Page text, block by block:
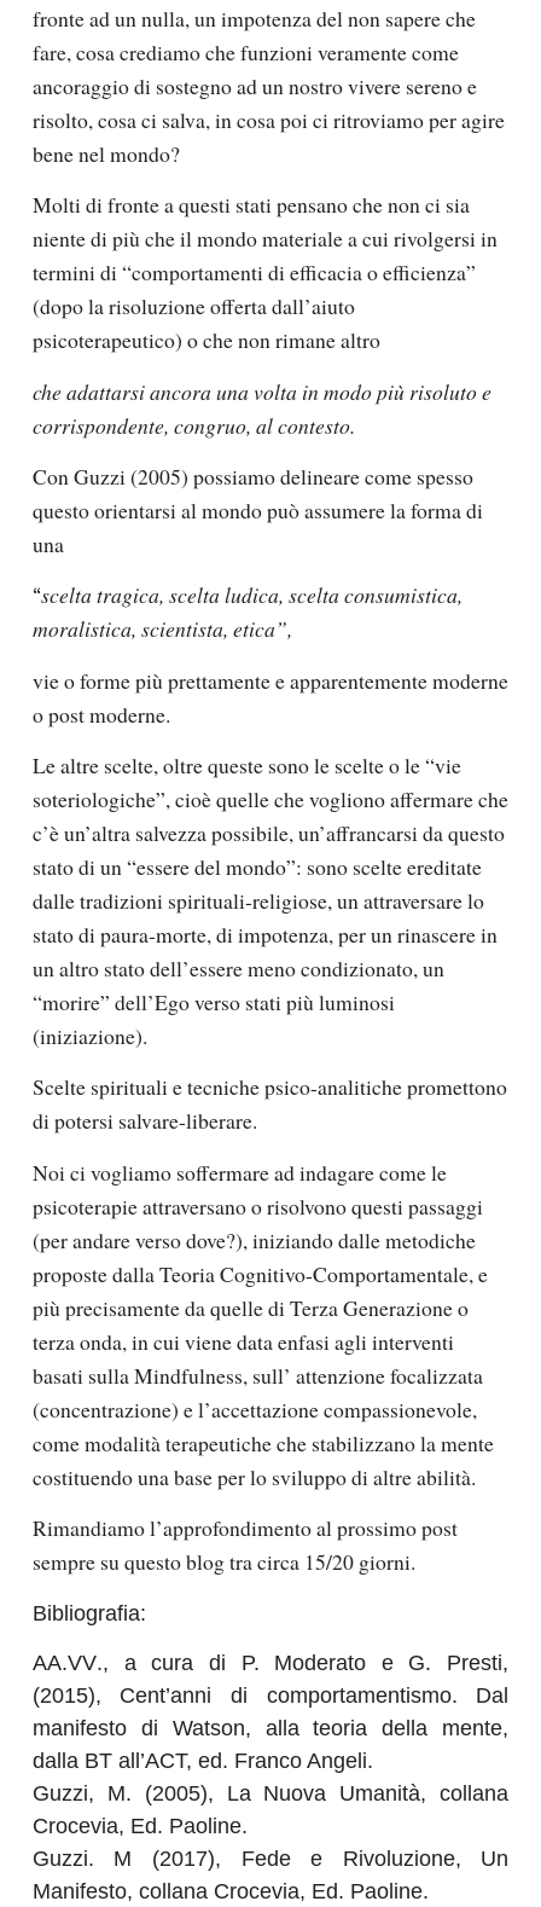
fronte ad un nulla, un impotenza del non sapere che
fare, cosa crediamo che funzioni veramente come
ancoraggio di sostegno ad un nostro vivere sereno e
risolto, cosa ci salva, in cosa poi ci ritroviamo per agire
bene nel mondo?
Molti di fronte a questi stati pensano che non ci sia
niente di più che il mondo materiale a cui rivolgersi in
termini di “comportamenti di efficacia o efficienza”
(dopo la risoluzione offerta dall’aiuto
psicoterapeutico) o che non rimane altro
che adattarsiancora una volta in modo più risoluto e
corrispondente, congruo, al contesto.
Con Guzzi (2005) possiamo delineare come spesso
questo orientarsi al mondo può assumere la forma di
una
“scelta tragica, scelta ludica, scelta consumistica,
moralistica, scientista, etica”,
vie o forme più prettamente e apparentemente moderne
o post moderne.
Le altre scelte, oltre queste sono le scelte o le “vie
soteriologiche”, cioè quelle che vogliono affermare che
c’è un’altra salvezza possibile, un’affrancarsi da questo
stato di un “essere del mondo”: sono scelte ereditate
dalle tradizioni spirituali-religiose, un attraversare lo
stato di paura-morte, di impotenza, per un rinascere in
un altro stato dell’essere meno condizionato, un
“morire” dell’Ego verso stati più luminosi
(iniziazione).
Scelte spirituali e tecniche psico-analitiche promettono
di potersi salvare-liberare.
Noi ci vogliamo soffermare ad indagare come le
psicoterapie attraversano o risolvono questi passaggi
(per andare verso dove?), iniziando dalle metodiche
proposte dalla Teoria Cognitivo-Comportamentale, e
più precisamente da quelle di Terza Generazione o
terza onda, in cui viene data enfasi agli interventi
basati sulla Mindfulness, sull’ attenzione focalizzata
(concentrazione) e l’accettazione compassionevole,
come modalità terapeutiche che stabilizzano la mente
costituendo una base per lo sviluppo di altre abilità.
Rimandiamo l’approfondimento al prossimo post
sempre su questo blog tra circa 15/20 giorni.
Bibliografia:
AA.VV., a cura di P. Moderato e G. Presti,
(2015), Cent’anni di comportamentismo. Dal
manifesto di Watson, alla teoria della mente,
dalla BT all’ACT, ed. Franco Angeli.
Guzzi, M. (2005), La Nuova Umanità, collana
Crocevia, Ed. Paoline.
Guzzi. M (2017), Fede e Rivoluzione, Un
Manifesto, collana Crocevia, Ed. Paoline.